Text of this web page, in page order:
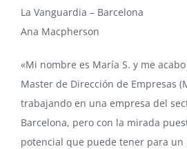
La Vanguardia – Barcelona
Ana Macpherson
«Mi nombre es María S. y me
Master de Dirección de Empresas
trabajando en una empresa del
Barcelona, pero con la mirada
potencial que puede tener para un